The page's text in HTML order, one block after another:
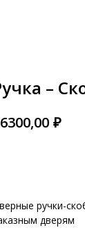
–
₽
ручки-
дверям